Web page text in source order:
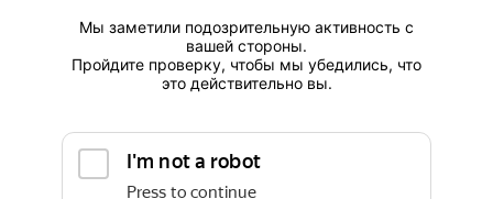
Мы заметили подозрительную активность с
вашей стороны.
Пройдите проверку, чтобы мы убедились, что
это действительно вы.